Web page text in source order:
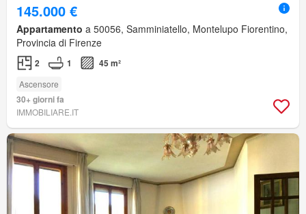
145.000 €
Appartamento a 50056, Samminiatello, Montelupo Fiorentino,
Provincia di Firenze
2 1 45 m²
Ascensore
30+ giorni fa
IMMOBILIARE.IT